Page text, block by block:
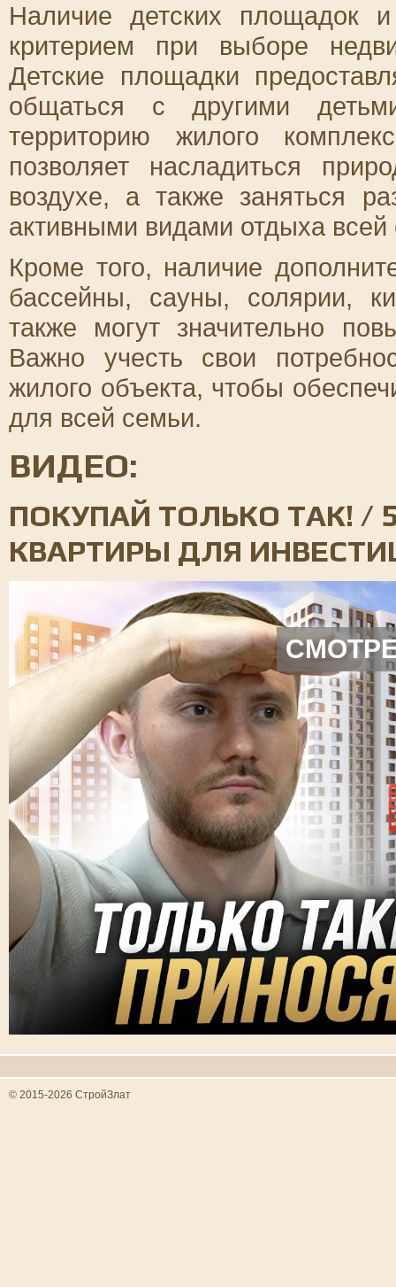
Наличие детских площадок
критерием при выборе
Детские площадки
общаться с другими
территорию жилого
позволяет насладиться
воздухе, а также заняться
активными видами отдыха всей
Кроме того, наличие
бассейны, сауны, солярии,
также могут значительно
Важно учесть свои
жилого объекта, чтобы
для всей семьи.
ВИДЕО:
ПОКУПАЙ ТОЛЬКО ТАК! /
КВАРТИРЫ ДЛЯ
© 2015-2026 СтройЗлат